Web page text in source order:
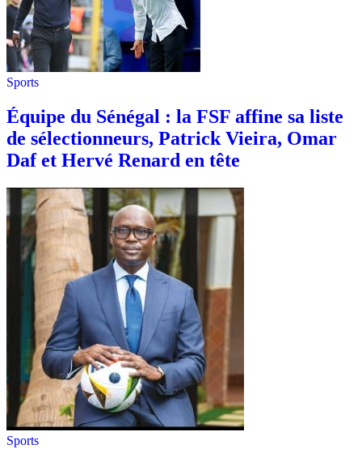
Sports
Équipe du Sénégal : la FSF affine sa liste
de sélectionneurs, Patrick Vieira, Omar
Daf et Hervé Renard en tête
Sports